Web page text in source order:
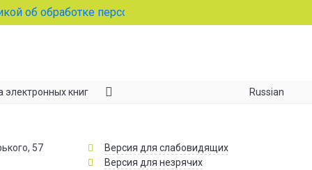
персональных данных
электронных книг Russian
57
Версия для слабовидящих
Версия для незрячих